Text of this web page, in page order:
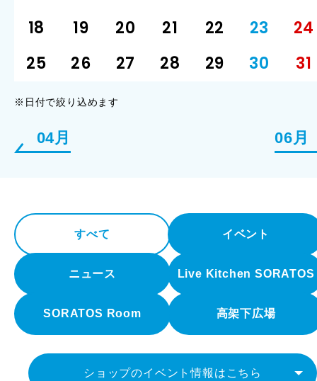
04月
18
19 20 21 22 23
24
25
26 27 28 29 30 31
※日付で絞り込めます
06月
すべて イベント
ニュース Live Kitchen SORATOS
SORATOS Room 高架下広場
ショップのイベント情報はこちら